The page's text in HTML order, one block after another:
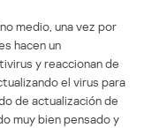
medio, una vez por
hacen un
y reaccionan de
el virus para
de actualización de
muy bien pensado y